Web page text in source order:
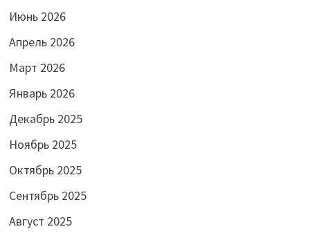
Июнь 2026
Апрель 2026
Март 2026
Январь 2026
Декабрь 2025
Ноябрь 2025
Октябрь 2025
Сентябрь 2025
Август 2025